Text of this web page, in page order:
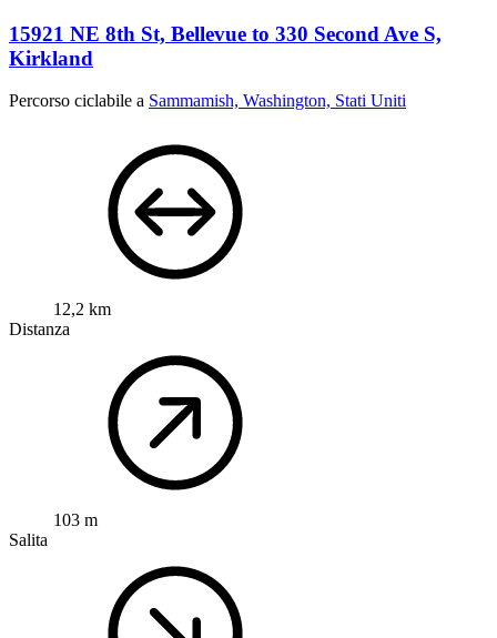
15921 NE 8th St, Bellevue to 330 Second Ave S,
Kirkland
Percorso ciclabile a Sammamish, Washington, Stati Uniti
12,2 km
Distanza
103 m
Salita